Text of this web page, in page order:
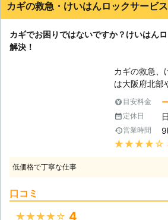
力になります
る事ができ
ュリティはお
たお客様方
頂いてまいり
声の数々に甘
心を忘れず、
まいります。
ルは怖くあり
スのドクター
際はまたお願いしたいです。
大阪府 大阪市東淀川区 2016年12月25日
カギの救急・けいはんロックサービス
カギでお困りではないですか？けいはん
解決！
カギの救急、
は大阪府北部
ブルを中心に
す。24時間安
無くしてしま
た、車をイン
いる、などの
目安料金
定休日
営業時間
★★★★★
低価格で丁寧な仕事
口コミ
★★★★★ 4